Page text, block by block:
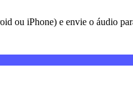
ou iPhone) e envie o áudio